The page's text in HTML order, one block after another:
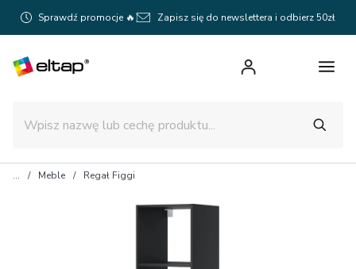
Sprawdź promocje 🔥 Zapisz się do newslettera i odbierz 50zł
Meble Regał Figgi